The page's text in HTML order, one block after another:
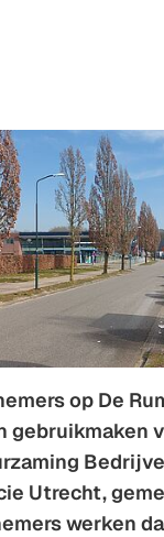
op De
gebruikmaken
Utrecht,
werken